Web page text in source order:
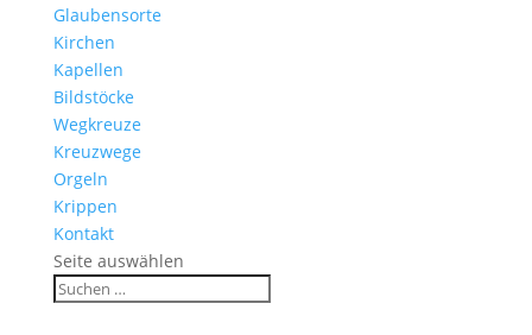
Glau­ben­s­orte
Kirchen
Kapellen
Bild­stöcke
Wegkreuze
Kreuz­wege
Orgeln
Krippen
Kontakt
Seite auswählen